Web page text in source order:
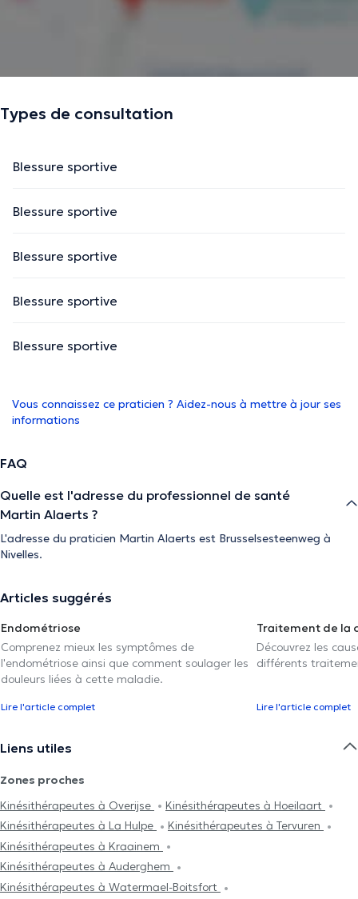
Types de consultation
Blessure sportive
Blessure sportive
Blessure sportive
Blessure sportive
Blessure sportive
Vous connaissez ce praticien ? Aidez-nous à mettre à jour ses
informations
FAQ
Quelle est l'adresse du professionnel de santé
Martin Alaerts ?
L'adresse du praticien Martin Alaerts est Brusselsesteenweg à
Nivelles.
Articles suggérés
Endométriose
Comprenez mieux les symptômes de
l'endométriose ainsi que comment soulager les
douleurs liées à cette maladie.
Lire l'article complet
Traitement de la
Découvrez les
différents
Lire l'article complet
Liens utiles
Zones proches
Kinésithérapeutes à Overijse
Kinésithérapeutes à Hoeilaart
Kinésithérapeutes à La Hulpe
Kinésithérapeutes à Tervuren
Kinésithérapeutes à Kraainem
Kinésithérapeutes à Auderghem
Kinésithérapeutes à Watermael-Boitsfort